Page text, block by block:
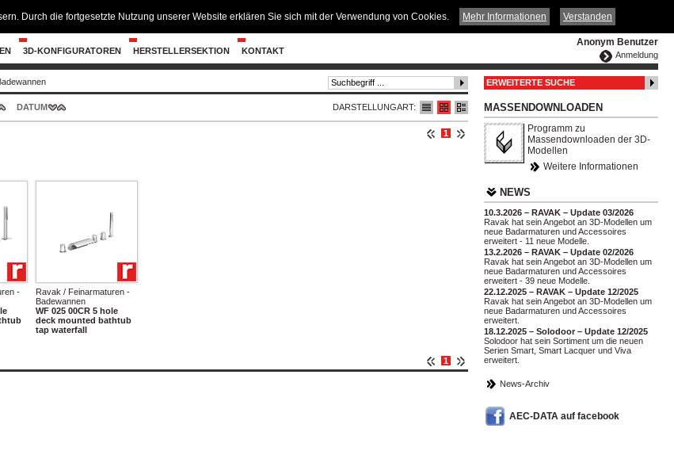
ČESKY ENGLISH DEUTSCH
Anonym Benutzer
Anmeldung
3D-KONFIGURATOREN HERSTELLERSEKTION KONTAKT
DARSTELLUNGART:
DATUM
1
-
Ravak / Feinarmaturen -
Badewannen
WF 025 00CR 5 hole
deck mounted bathtub
tap waterfall
1
ERWEITERTE SUCHE
MASSENDOWNLOADEN
Programm zu
Massendownloaden der 3D-
Modellen
Weitere Informationen
NEWS
10.3.2026 – RAVAK – Update 03/2026
Ravak hat sein Angebot an 3D-Modellen um
neue Badarmaturen und Accessoires
erweitert - 11 neue Modelle.
13.2.2026 – RAVAK – Update 02/2026
Ravak hat sein Angebot an 3D-Modellen um
neue Badarmaturen und Accessoires
erweitert - 39 neue Modelle.
22.12.2025 – RAVAK – Update 12/2025
Ravak hat sein Angebot an 3D-Modellen um
neue Badarmaturen und Accessoires
erweitert.
18.12.2025 – Solodoor – Update 12/2025
Solodoor hat sein Sortiment um die neuen
Serien Smart, Smart Lacquer und Viva
erweitert.
News-Archiv
AEC-DATA auf facebook
Durch die fortgesetzte Nutzung unserer Website erklären Sie sich mit der Verwendung von Cookies. Mehr Informationen Verstanden